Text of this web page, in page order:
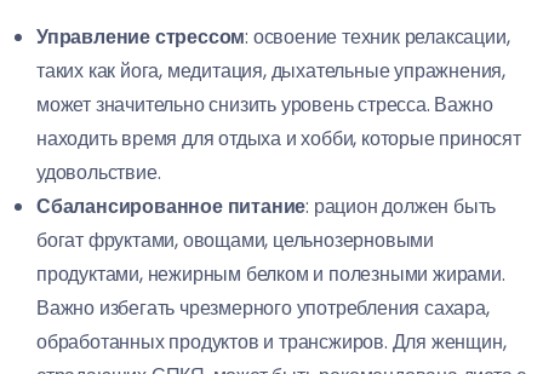
Управление стрессом: освоение техник релаксации,
таких как йога, медитация, дыхательные упражнения,
может значительно снизить уровень стресса. Важно
находить время для отдыха и хобби, которые приносят
удовольствие.
Сбалансированное питание: рацион должен быть
богат фруктами, овощами, цельнозерновыми
продуктами, нежирным белком и полезными жирами.
Важно избегать чрезмерного употребления сахара,
обработанных продуктов и трансжиров. Для женщин,